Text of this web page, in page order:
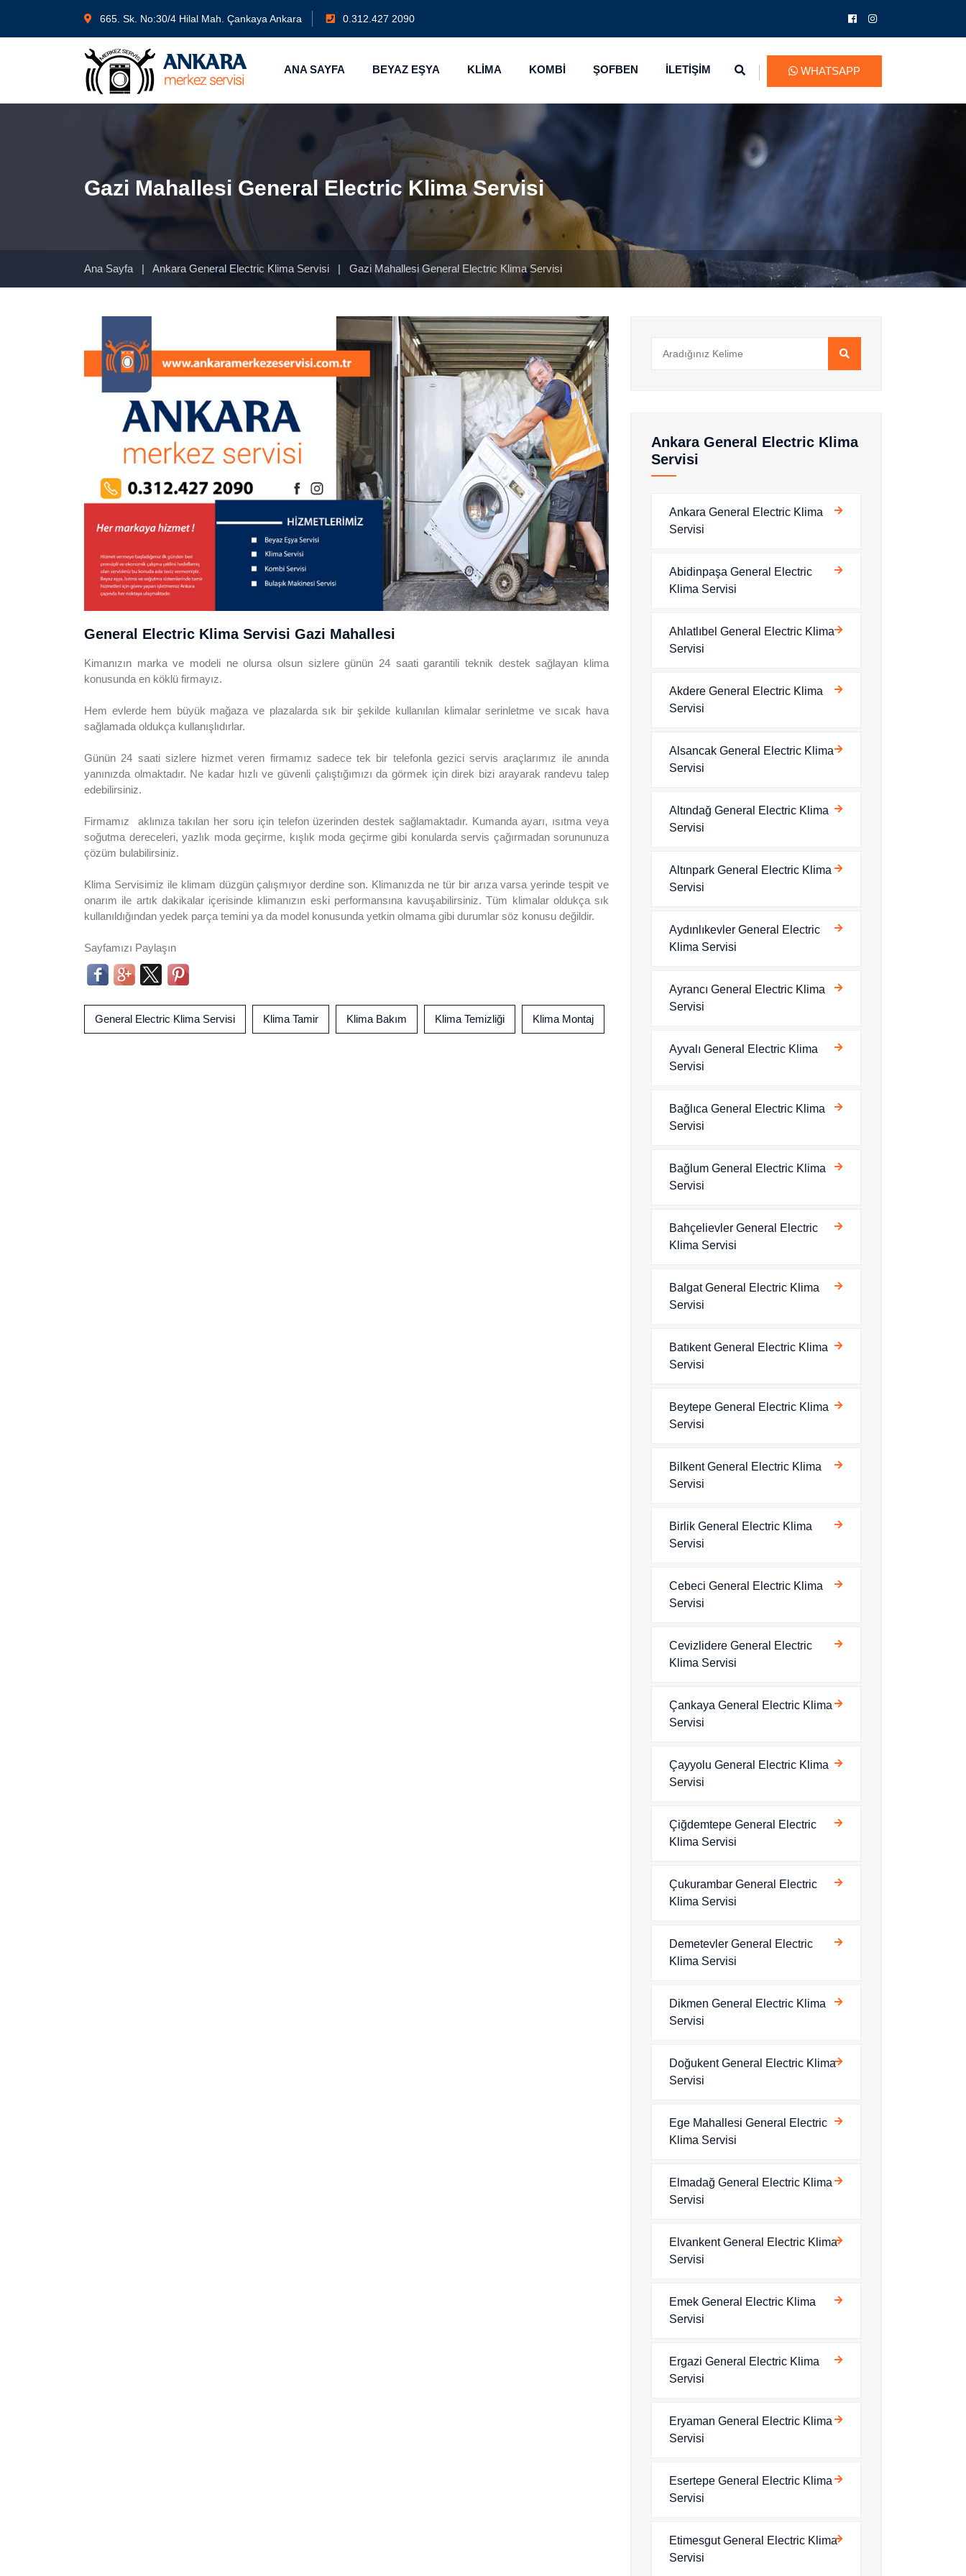
665. Sk. No:30/4 Hilal Mah. Çankaya Ankara 0.312.427 2090
ANA SAYFA BEYAZ EŞYA KLİMA KOMBİ ŞOFBEN İLETİŞİM WHATSAPP
Gazi Mahallesi General Electric Klima Servisi
Ana Sayfa | Ankara General Electric Klima Servisi | Gazi Mahallesi General Electric Klima Servisi
General Electric Klima Servisi Gazi Mahallesi
Kimanızın marka ve modeli ne olursa olsun sizlere günün 24 saati garantili teknik destek sağlayan klima
konusunda en köklü firmayız.
Hem evlerde hem büyük mağaza ve plazalarda sık bir şekilde kullanılan klimalar serinletme ve sıcak hava
sağlamada oldukça kullanışlıdırlar.
Günün 24 saati sizlere hizmet veren firmamız sadece tek bir telefonla gezici servis araçlarımız ile anında
yanınızda olmaktadır. Ne kadar hızlı ve güvenli çalıştığımızı da görmek için direk bizi arayarak randevu talep
edebilirsiniz.
Firmamız aklınıza takılan her soru için telefon üzerinden destek sağlamaktadır. Kumanda ayarı, ısıtma veya
soğutma dereceleri, yazlık moda geçirme, kışlık moda geçirme gibi konularda servis çağırmadan sorununuza
çözüm bulabilirsiniz.
Klima Servisimiz ile klimam düzgün çalışmıyor derdine son. Klimanızda ne tür bir arıza varsa yerinde tespit ve
onarım ile artık dakikalar içerisinde klimanızın eski performansına kavuşabilirsiniz. Tüm klimalar oldukça sık
kullanıldığından yedek parça temini ya da model konusunda yetkin olmama gibi durumlar söz konusu değildir.
Sayfamızı Paylaşın
General Electric Klima Servisi Klima Tamir Klima Bakım Klima Temizliği Klima Montaj
Ankara General Electric Klima
Servisi
Ankara General Electric Klima
Servisi
Abidinpaşa General Electric
Klima Servisi
Ahlatlıbel General Electric Klima
Servisi
Akdere General Electric Klima
Servisi
Alsancak General Electric Klima
Servisi
Altındağ General Electric Klima
Servisi
Altınpark General Electric Klima
Servisi
Aydınlıkevler General Electric
Klima Servisi
Ayrancı General Electric Klima
Servisi
Ayvalı General Electric Klima
Servisi
Bağlıca General Electric Klima
Servisi
Bağlum General Electric Klima
Servisi
Bahçelievler General Electric
Klima Servisi
Balgat General Electric Klima
Servisi
Batıkent General Electric Klima
Servisi
Beytepe General Electric Klima
Servisi
Bilkent General Electric Klima
Servisi
Birlik General Electric Klima
Servisi
Cebeci General Electric Klima
Servisi
Cevizlidere General Electric
Klima Servisi
Çankaya General Electric Klima
Servisi
Çayyolu General Electric Klima
Servisi
Çiğdemtepe General Electric
Klima Servisi
Çukurambar General Electric
Klima Servisi
Demetevler General Electric
Klima Servisi
Dikmen General Electric Klima
Servisi
Doğukent General Electric Klima
Servisi
Ege Mahallesi General Electric
Klima Servisi
Elmadağ General Electric Klima
Servisi
Elvankent General Electric Klima
Servisi
Emek General Electric Klima
Servisi
Ergazi General Electric Klima
Servisi
Eryaman General Electric Klima
Servisi
Esertepe General Electric Klima
Servisi
Etimesgut General Electric Klima
Servisi